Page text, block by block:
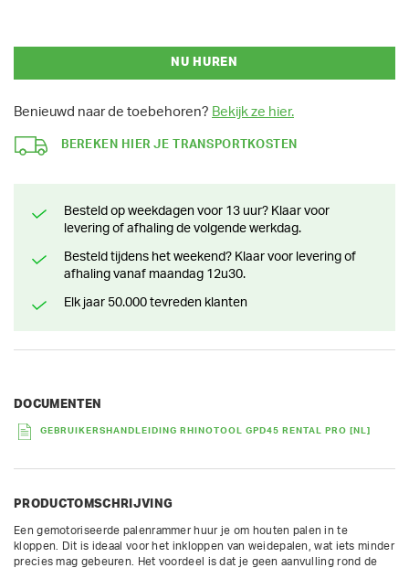
NU HUREN
Benieuwd naar de toebehoren? Bekijk ze hier.
BEREKEN HIER JE TRANSPORTKOSTEN
Besteld op weekdagen voor 13 uur? Klaar voor
levering of afhaling de volgende werkdag.
Besteld tijdens het weekend? Klaar voor levering of
afhaling vanaf maandag 12u30.
Elk jaar 50.000 tevreden klanten
DOCUMENTEN
GEBRUIKERSHANDLEIDING RHINOTOOL GPD45 RENTAL PRO [NL]
PRODUCTOMSCHRIJVING
Een gemotoriseerde palenrammer huur je om houten palen in te
kloppen. Dit is ideaal voor het inkloppen van weidepalen, wat iets minder
precies mag gebeuren. Het voordeel is dat je geen aanvulling rond de